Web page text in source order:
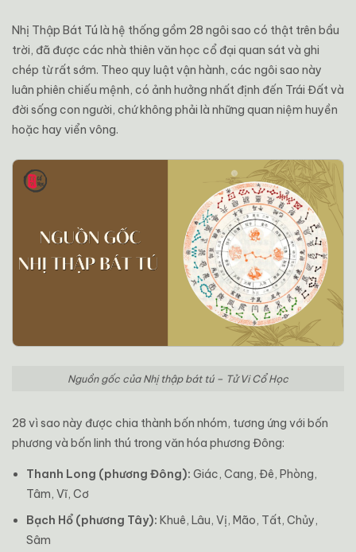
Nhị Thập Bát Tú là hệ thống gồm 28 ngôi sao có thật trên bầu
trời, đã được các nhà thiên văn học cổ đại quan sát và ghi
chép từ rất sớm. Theo quy luật vận hành, các ngôi sao này
luân phiên chiếu mệnh, có ảnh hưởng nhất định đến Trái Đất và
đời sống con người, chứ không phải là những quan niệm huyền
hoặc hay viển vông.
Nguồn gốc của Nhị thập bát tú – Tử Vi Cổ Học
28 vì sao này được chia thành bốn nhóm, tương ứng với bốn
phương và bốn linh thú trong văn hóa phương Đông:
Thanh Long (phương Đông): Giác, Cang, Đê, Phòng,
Tâm, Vĩ, Cơ
Bạch Hổ (phương Tây): Khuê, Lâu, Vị, Mão, Tất, Chủy,
Sâm